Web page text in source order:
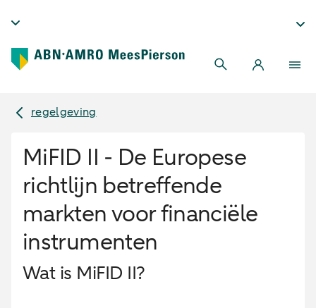
regelgeving
MiFID II - De Europese
richtlijn betreffende
markten voor financiële
instrumenten
Wat is MiFID II?